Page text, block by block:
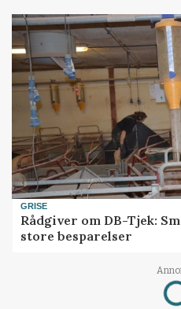
GRISE
Rådgiver om DB-Tjek:
store besparelser